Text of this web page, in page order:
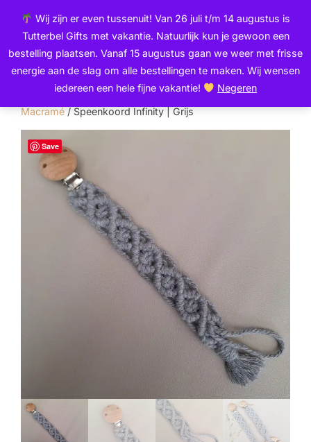
Wij zijn er even tussenuit! Van 26 juli t/m 14 augustus is
Tutterbel Gifts met vakantie. Natuurlijk kun je gewoon een
bestelling plaatsen. Vanaf 15 augustus gaan we weer met frisse
energie aan de slag om alle bestellingen te maken. Wij wensen
iedereen een hele fijne vakantie!
Negeren
inhoud
inhoud
Zoek
naar:
/Speenkoorden/ Speenkoord |
Macramé / Speenkoord Infinity | Grijs
Save